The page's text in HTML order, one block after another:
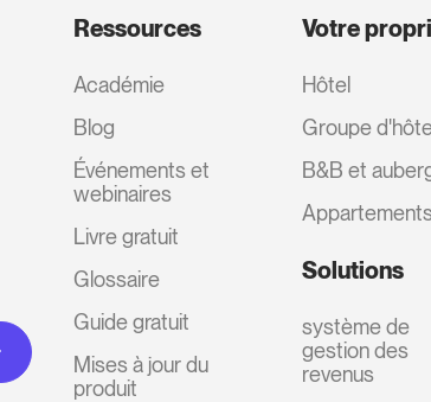
Ressources
Académie
Blog
Événements et
webinaires
Livre gratuit
Glossaire
Guide gratuit
Mises à jour du
produit
Votre
Hôtel
Groupe
B&B et
Appartements
Solutions
système de
gestion des
revenus